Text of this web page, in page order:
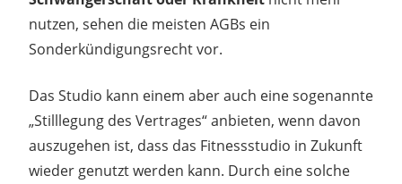
nutzen, sehen die meisten AGBs ein
Sonderkündigungsrecht vor.
Das Studio kann einem aber auch eine sogenannte
„Stilllegung des Vertrages“ anbieten, wenn davon
auszugehen ist, dass das Fitnessstudio in Zukunft
wieder genutzt werden kann. Durch eine solche